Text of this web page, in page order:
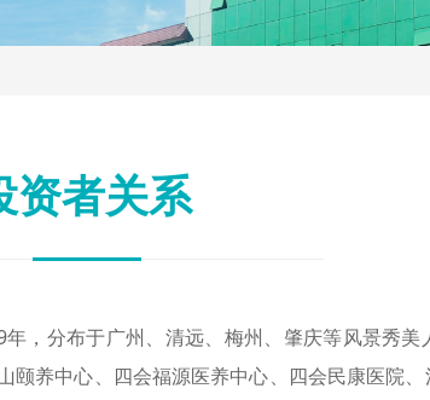
资者关系
分布于广州、清远、梅州、肇庆等风景秀美
养中心、四会福源医养中心、四会民康医院